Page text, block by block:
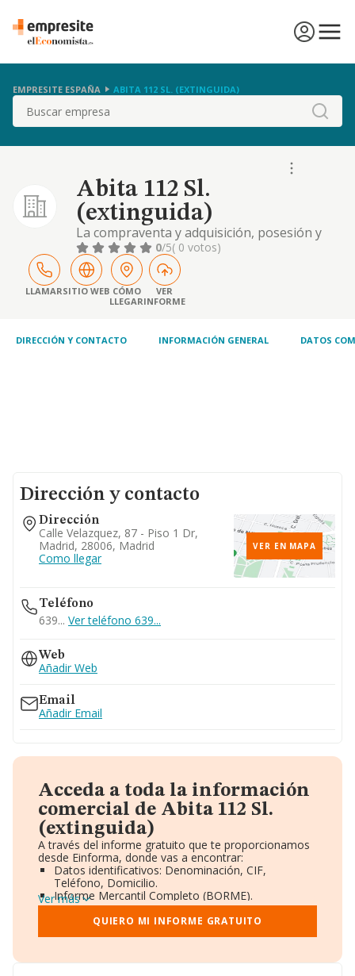
EMPRESITE ESPAÑA ABITA 112 SL. (EXTINGUIDA)
Buscar
Abita 112 Sl.
(extinguida)
La compraventa y adquisición, posesión y
disfrute de inmuebles, terrenos, la
urbanización de los mismos, su
transformación y explotación por cualquier
título, su promoción, parcelación, reventa al
contado o a plazos, directamente o por
administración en su caso; etc
0/5( 0 votos)
LLAMARSITIO WEB CÓMO
LLEGAR
VER
INFORME
DIRECCIÓN Y CONTACTO INFORMACIÓN GENERAL DATOS
Dirección y contacto
Dirección
Calle Velazquez, 87 - Piso 1 Dr,
Madrid, 28006, Madrid
Como llegar
VER EN MAPA
Teléfono
639... Ver teléfono 639...
Web
Añadir Web
Email
Añadir Email
Acceda a toda la información
comercial de Abita 112 Sl.
(extinguida)
A través del informe gratuito que te proporcionamos
desde Einforma, donde vas a encontrar:
Datos identificativos: Denominación, CIF,
Teléfono, Domicilio.
Informe Mercantil Completo (BORME).
Gráficos de Evolución Ventas y Empleados.
Consejo de Administración y Administradores.
Directivos y Ejecutivos.
Ver más
QUIERO MI INFORME GRATUITO